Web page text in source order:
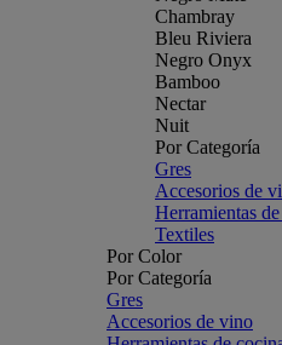
Chambray
Bleu Riviera
Negro Onyx
Bamboo
Nectar
Nuit
Por Categoría
Gres
Accesorios de
Herramientas
Textiles
Por Color
Por Categoría
Gres
Accesorios de vino